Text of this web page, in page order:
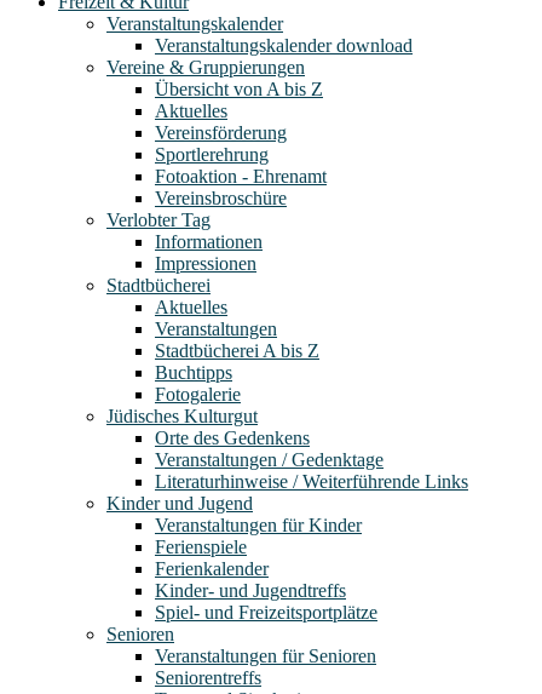
Veranstaltungskalender
Veranstaltungskalender download
Vereine & Gruppierungen
Übersicht von A bis Z
Aktuelles
Vereinsförderung
Sportlerehrung
Fotoaktion - Ehrenamt
Vereinsbroschüre
Verlobter Tag
Informationen
Impressionen
Stadtbücherei
Aktuelles
Veranstaltungen
Stadtbücherei A bis Z
Buchtipps
Fotogalerie
Jüdisches Kulturgut
Orte des Gedenkens
Veranstaltungen / Gedenktage
Literaturhinweise / Weiterführende Links
Kinder und Jugend
Veranstaltungen für Kinder
Ferienspiele
Ferienkalender
Kinder- und Jugendtreffs
Spiel- und Freizeitsportplätze
Senioren
Veranstaltungen für Senioren
Seniorentreffs